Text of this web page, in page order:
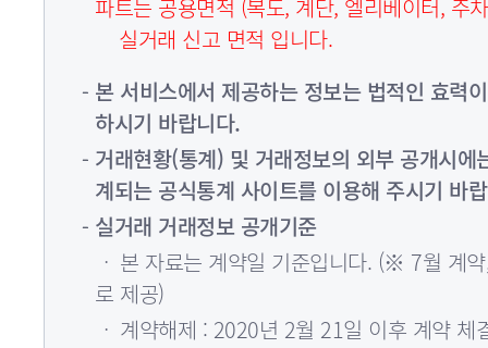
파트는 공용면적 (복도, 계단, 엘리베이터, 주
실거래 신고 면적 입니다.
본 서비스에서 제공하는 정보는 법적인 효력
하시기 바랍니다.
거래현황(통계) 및 거래정보의 외부 공개시에
계되는 공식통계 사이트를 이용해 주시기 바
실거래 거래정보 공개기준
ㆍ 본 자료는 계약일 기준입니다. (※ 7월 계
로 제공)
ㆍ 계약해제 : 2020년 2월 21일 이후 계약 체